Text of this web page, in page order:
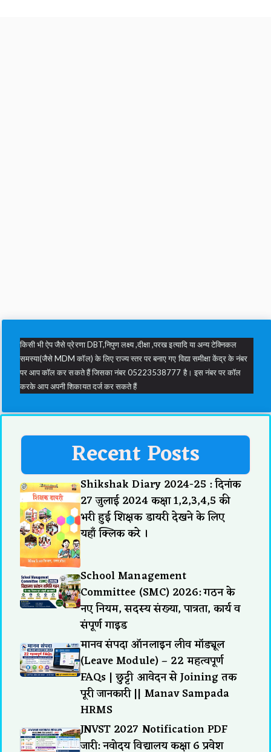
किसी भी ऐप जैसे प्रेरणा DBT,निपुण लक्ष्य ,दीक्षा ,परख इत्यादि या अन्य टेक्निकल
समस्या(जैसे MDM कॉल) के लिए राज्य स्तर पर बनाए गए विद्या समीक्षा केंद्र के नंबर
पर आप कॉल कर सकते हैं जिसका नंबर 05223538777 है। इस नंबर पर कॉल
करके आप अपनी शिकायत दर्ज कर सकते हैं
Recent Posts
Shikshak Diary 2024-25 : दिनांक
27 जुलाई 2024 कक्षा 1,2,3,4,5 की
भरी हुई शिक्षक डायरी देखने के लिए
यहाँ क्लिक करे ।
School Management
Committee (SMC) 2026: गठन के
नए नियम, सदस्य संख्या, पात्रता, कार्य व
संपूर्ण गाइड
मानव संपदा ऑनलाइन लीव मॉड्यूल
(Leave Module) – 22 महत्वपूर्ण
FAQs | छुट्टी आवेदन से Joining तक
पूरी जानकारी || Manav Sampada
HRMS
JNVST 2027 Notification PDF
जारी: नवोदय विद्यालय कक्षा 6 प्रवेश